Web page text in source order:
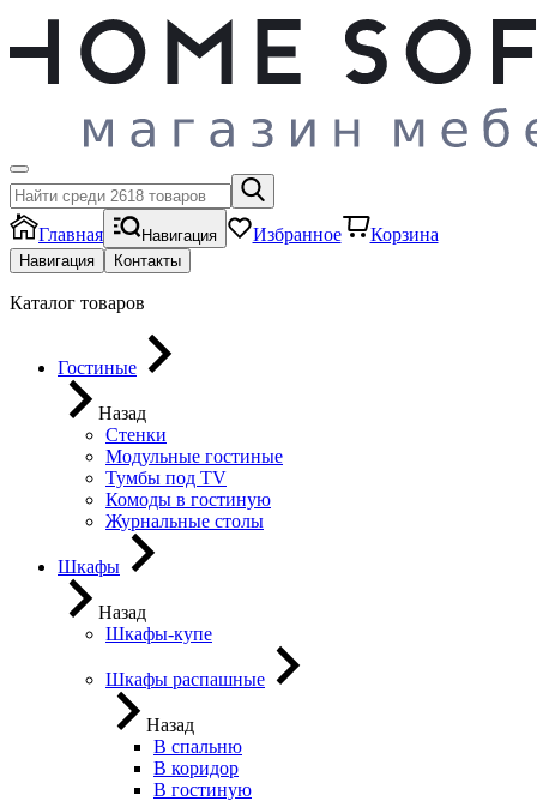
Главная Навигация Избранное Корзина
Навигация Контакты
Каталог товаров
Гостиные
Назад
Стенки
Модульные гостиные
Тумбы под ТV
Комоды в гостиную
Журнальные столы
Шкафы
Назад
Шкафы-купе
Шкафы распашные
Назад
В спальню
В коридор
В гостиную